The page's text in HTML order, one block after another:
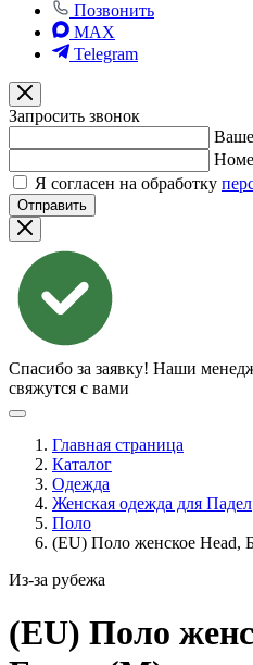
Позвонить
MAX
Telegram
Запросить звонок
Я согласен на обработку
Отправить
Спасибо за заявку! Наши
свяжутся с вами
Главная страница
Каталог
Одежда
Женская одежда для Падел
Поло
(EU) Поло женское Head,
Из-за рубежа
(EU) Поло